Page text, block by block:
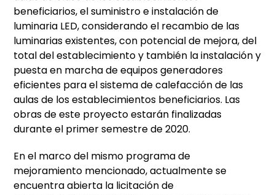
beneficiarios, el suministro e instalación de
luminaria LED, considerando el recambio de las
luminarias existentes, con potencial de mejora, del
total del establecimiento y también la instalación y
puesta en marcha de equipos generadores
eficientes para el sistema de calefacción de las
aulas de los establecimientos beneficiarios. Las
obras de este proyecto estarán finalizadas
durante el primer semestre de 2020.
En el marco del mismo programa de
mejoramiento mencionado, actualmente se
encuentra abierta la licitación de